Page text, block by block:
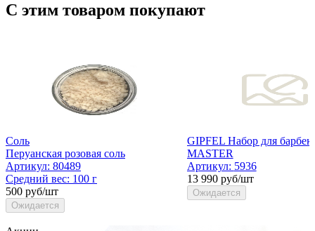
С этим товаром покупают
Соль
Перуанская розовая соль
Артикул: 80489
Средний вес: 100 г
500 руб/шт
Ожидается
GIPFEL Набор для
MASTER
Артикул: 5936
13 990 руб/шт
Ожидается